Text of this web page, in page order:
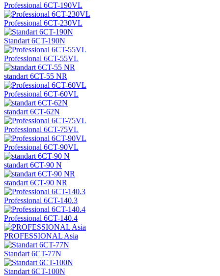
Professional 6CT-190VL
Professional 6CT-230VL
Standart 6CT-190N
Professional 6CT-55VL
standart 6CT-55 NR
Professional 6CT-60VL
standart 6CT-62N
Professional 6CT-75VL
Professional 6CT-90VL
standart 6CT-90 N
standart 6CT-90 NR
Professional 6CT-140.3
Professional 6CT-140.4
PROFESSIONAL Asia
Standart 6CT-77N
Standart 6CT-100N